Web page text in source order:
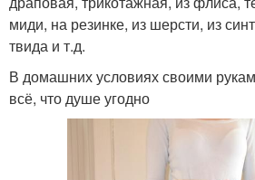
миди, на резинке, из шерсти, из
твида и т.д.
В домашних условиях своими
всё, что душе угодно